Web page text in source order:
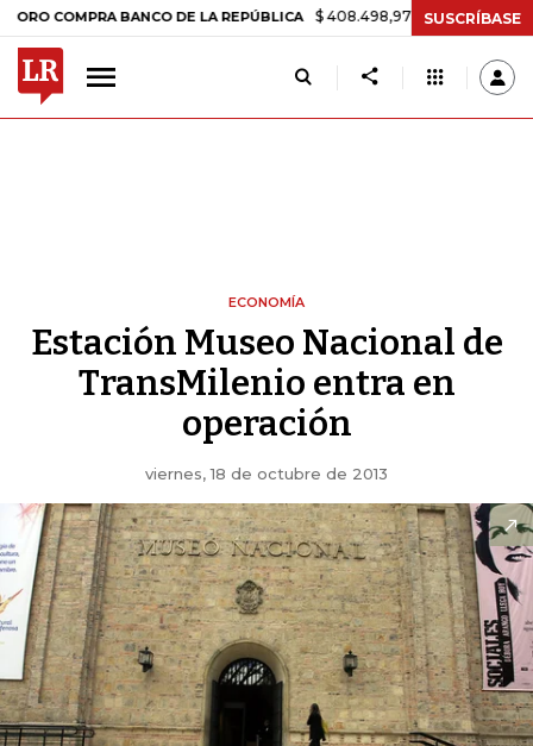
BANCO DE LA REPÚBLICA $ 408.498,97 +$ 8.753,81 +2,19%
SUSCRÍBASE
ECONOMÍA
Estación Museo Nacional de
TransMilenio entra en
operación
viernes, 18 de octubre de 2013